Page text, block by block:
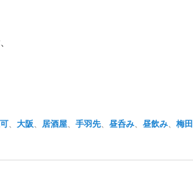
、大阪、 居酒屋、手羽先、昼呑み、昼飲み、梅田